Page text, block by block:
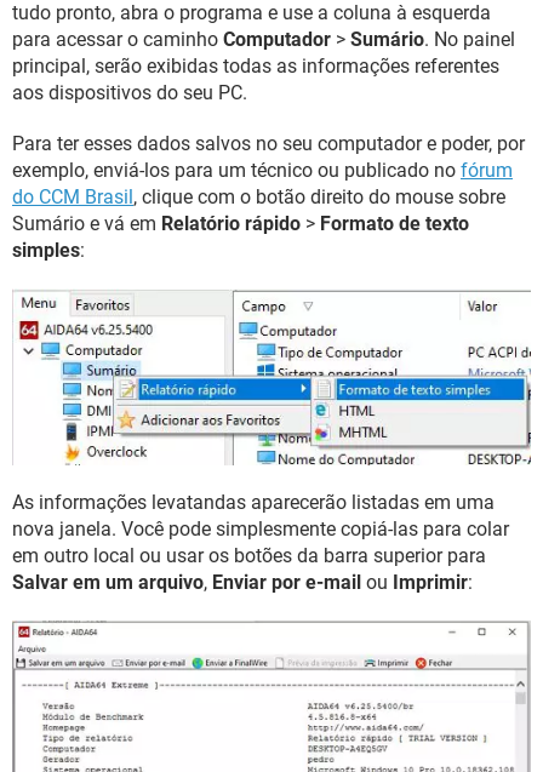
tudo pronto, abra o programa e use a coluna à esquerda
para acessar o caminho Computador > Sumário. No painel
principal, serão exibidas todas as informações referentes
aos dispositivos do seu PC.
Para ter esses dados salvos no seu computador e poder, por
exemplo, enviá-los para um técnico ou publicado no fórum
do CCM Brasil, clique com o botão direito do mouse sobre
Sumário e vá em Relatório rápido > Formato de texto
simples:
As informações levatandas aparecerão listadas em uma
nova janela. Você pode simplesmente copiá-las para colar
em outro local ou usar os botões da barra superior para
Salvar em um arquivo, Enviar por e-mail ou Imprimir: